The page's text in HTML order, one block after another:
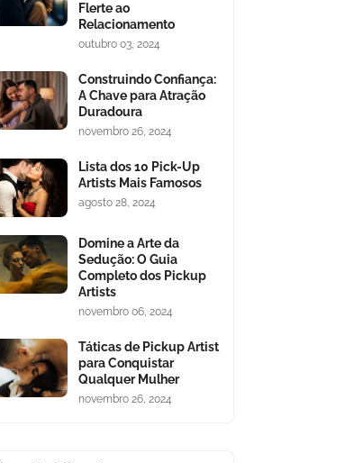
Flerte ao
Relacionamento
outubro 03, 2024
Construindo Confiança:
A Chave para Atração
Duradoura
novembro 26, 2024
Lista dos 10 Pick-Up
Artists Mais Famosos
agosto 28, 2024
Domine a Arte da
Sedução: O Guia
Completo dos Pickup
Artists
novembro 06, 2024
Táticas de Pickup Artist
para Conquistar
Qualquer Mulher
novembro 26, 2024